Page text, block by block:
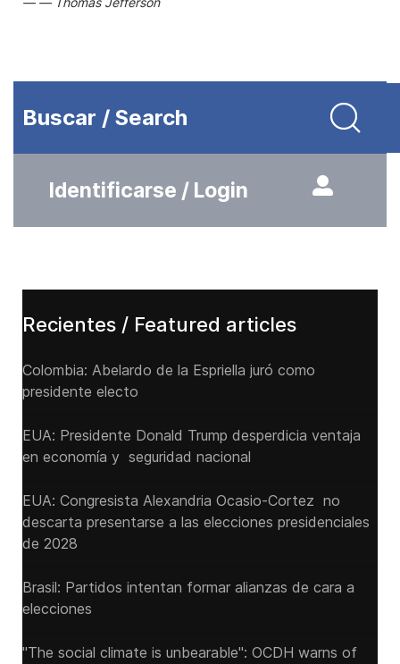
Buscar / Search
Identificarse / Login
Recientes / Featured articles
Colombia: Abelardo de la Espriella juró como
presidente electo
EUA: Presidente Donald Trump desperdicia ventaja
en economía y seguridad nacional
EUA: Congresista Alexandria Ocasio-Cortez no
descarta presentarse a las elecciones presidenciales
de 2028
Brasil: Partidos intentan formar alianzas de cara a
elecciones
"The social climate is unbearable": OCDH warns of